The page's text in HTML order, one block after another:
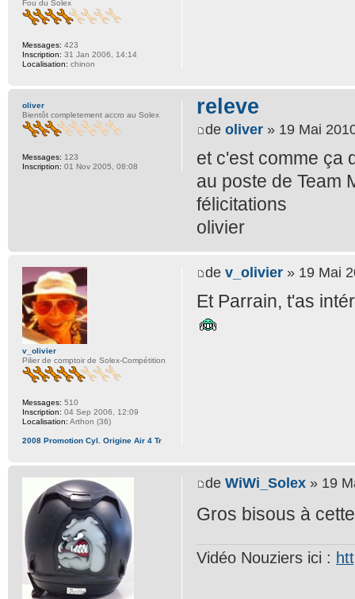
Fou du Solex
Messages: 423
Inscription: 31 Jan 2006, 14:14
Localisation: chinon
releve
de oliver » 19 Mai
et c'est comme ça
au poste de Team
félicitations
olivier
oliver
Bientôt completement accro au Solex
Messages: 123
Inscription: 01 Nov 2005, 08:08
de v_olivier » 19 Mai
Et Parrain, t'as
v_olivier
Pilier de comptoir de Solex-Compétition
Messages: 510
Inscription: 04 Sep 2006, 12:09
Localisation: Arthon (36)
2008 Promotion Cyl. Origine Air 4 Tr
de WiWi_Solex » 19
Gros bisous à
Vidéo Nouziers ici :